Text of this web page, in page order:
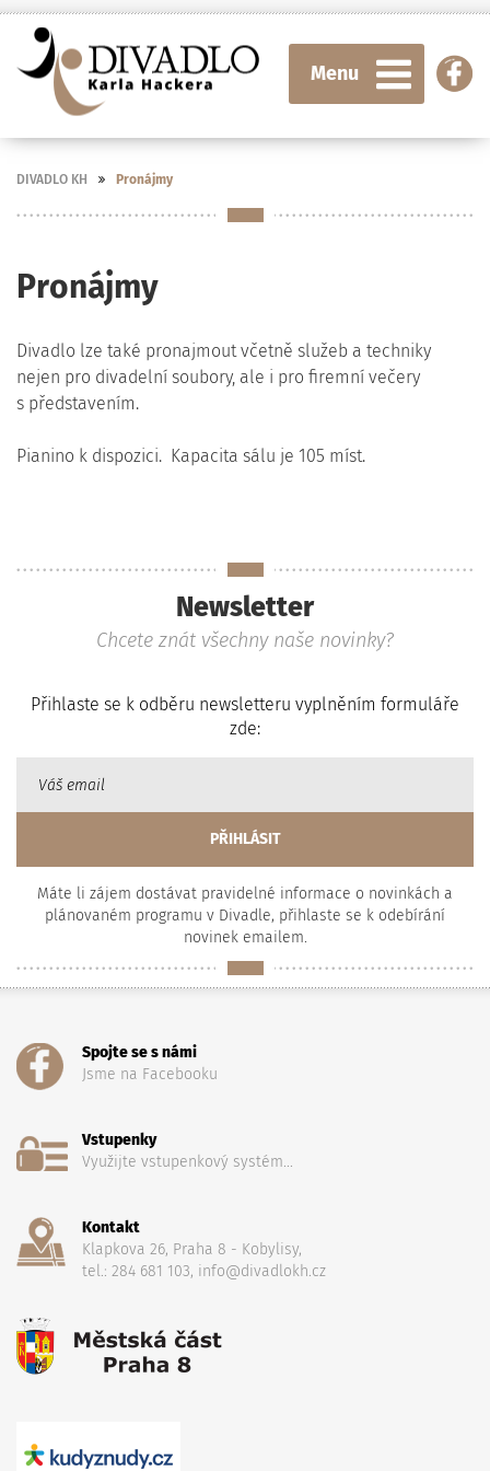
Menu
DIVADLO KH Pronájmy
Pronájmy
Divadlo lze také pronajmout včetně služeb a techniky
nejen pro divadelní soubory, ale i pro firemní večery
s představením.
Pianino k dispozici. Kapacita sálu je 105 míst.
Newsletter
Chcete znát všechny naše novinky?
Přihlaste se k odběru newsletteru vyplněním formuláře
zde:
Máte li zájem dostávat pravidelné informace o novinkách a
plánovaném programu v Divadle, přihlaste se k odebírání
novinek emailem.
Spojte se s námi
Jsme na Facebooku
Vstupenky
Využijte vstupenkový systém...
Kontakt
Klapkova 26, Praha 8 - Kobylisy,
tel.: 284 681 103, info@divadlokh.cz